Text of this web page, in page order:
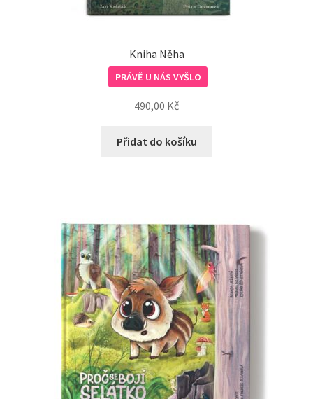
Kniha Něha
PRÁVĚ U NÁS VYŠLO
490,00 Kč
Přidat do košíku